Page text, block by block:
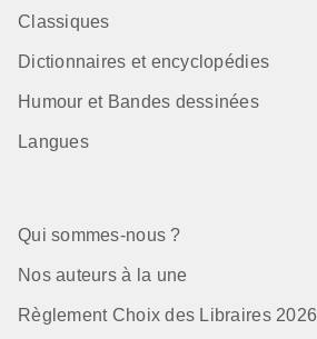
Classiques
Dictionnaires et encyclopédies
Humour et Bandes dessinées
Langues
Qui sommes-nous ?
Nos auteurs à la une
Règlement Choix des Libraires 2026